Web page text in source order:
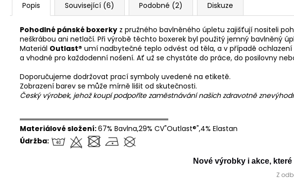
Popis Související (6) Podobné (2) Diskuze
Pohodlné pánské boxerky z pružného bavlněného úpletu zajišťují nositeli
neškrábou ani netlačí. Při výrobě těchto boxerek byl použitý jemný bavlněný
Materiál Outlast® umí nadbytečné teplo odvést od těla, a v případě
a vhodné pro každodenní nošení. Ať už se chystáte do práce, do posilovny
Doporučujeme dodržovat prací symboly uvedené na etiketě.
Zobrazení barev se může mírně lišit od skutečnosti.
Český výrobek, jehož koupí podpoříte zaměstnávání našich zdravotně
══════════════════════════════
Materiálové složení:67% Bavlna,29% CV"Outlast®",4% Elastan
Údržba:
Nové výrobky i akce,
Z